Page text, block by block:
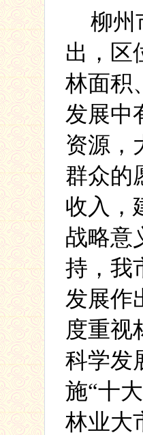
柳州
出，区
林面积
发展中
资源，
群众的
收入，
战略意
持 ，
发展作
度重视
科学发
施“十
林业大